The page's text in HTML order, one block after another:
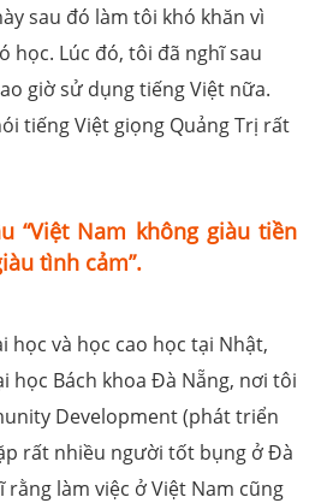
sau đó làm tôi khó khăn vì
học. Lúc đó, tôi đã nghĩ sau
giờ sử dụng tiếng Việt nữa.
tiếng Việt giọng Quảng Trị rất
“Việt Nam không giàu tiền
tình cảm”.
học và học cao học tại Nhật,
học Bách khoa Đà Nẵng, nơi tôi
Development (phát triển
rất nhiều người tốt bụng ở Đà
rằng làm việc ở Việt Nam cũng